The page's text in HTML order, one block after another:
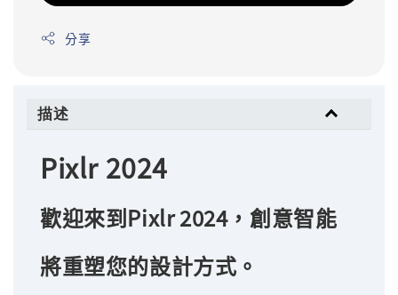
分享
描述
Pixlr 2024
歡迎來到Pixlr 2024，創意智能
將重塑您的設計方式。